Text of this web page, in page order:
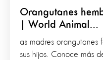
Orangutanes
| World Animal...
as madres orangutanes
sus hijos. Conoce más